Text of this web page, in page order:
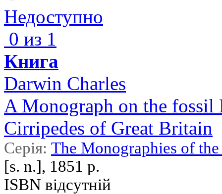
Недоступно
0 из 1
Книга
Darwin Charles
A Monograph on the fossil
Cirripedes of Great Britain
Серія: The Monographies of
[s. n.], 1851 р.
ISBN відсутній